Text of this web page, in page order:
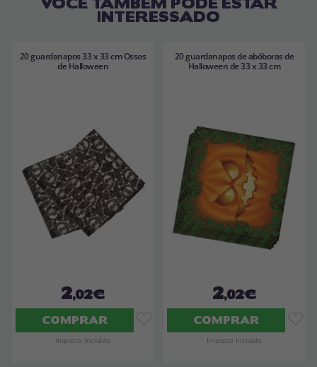
INTERESSADO
20 guardanapos 33 x 33 cm Ossos
de Halloween
2,02€
COMPRAR
Imposto Incluído
20 guardanapos de abóboras de
Halloween de 33 x 33 cm
2,02€
COMPRAR
Imposto Incluído